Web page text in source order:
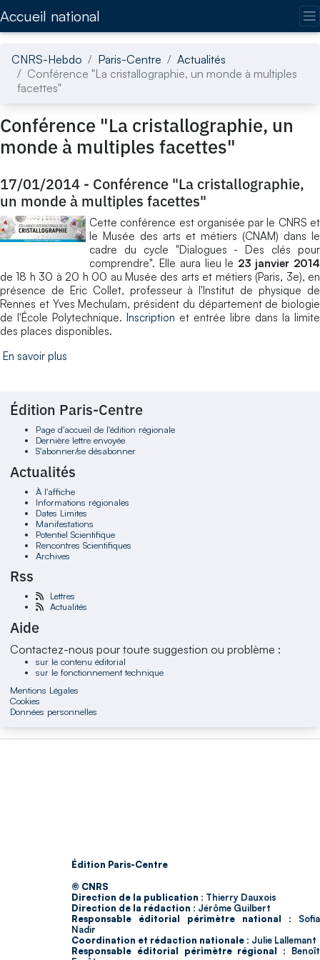
Accueil national
CNRS-Hebdo Paris-Centre
Actualités
Conférence "La cristallographie, un monde à multiples
facettes"
Conférence "La cristallographie, un
monde à multiples facettes"
17/01/2014 - Conférence "La cristallographie,
un monde à multiples facettes"
Cette conférence est organisée par le CNRS et
le Musée des arts et métiers (CNAM) dans le
cadre du cycle "Dialogues - Des clés pour
comprendre". Elle aura lieu le 23 janvier 2014
de 18 h 30 à 20 h 00 au Musée des arts et métiers (Paris, 3e), en
présence de Eric Collet, professeur à l'Institut de physique de
Rennes et Yves Mechulam, président du département de biologie
de l'École Polytechnique. Inscription et entrée libre dans la limite
des places disponibles.
En savoir plus
Édition Paris-Centre
Page d'accueil de l'édition régionale
Dernière lettre envoyée
S'abonner/se désabonner
Actualités
À l'affiche
Informations régionales
Dates Limites
Manifestations
Potentiel Scientifique
Rencontres Scientifiques
Archives
Rss
Lettres
Actualités
Aide
Contactez-nous pour toute suggestion ou problème :
sur le contenu éditorial
sur le fonctionnement technique
Mentions Légales
Cookies
Données personnelles
Édition Paris-Centre
© CNRS
Direction de la publication : Thierry Dauxois
Direction de la rédaction : Jérôme Guilbert
Responsable éditorial périmètre national : Sofia
Nadir
Coordination et rédaction nationale : Julie Lallemant
Responsable éditorial périmètre régional : Benoît